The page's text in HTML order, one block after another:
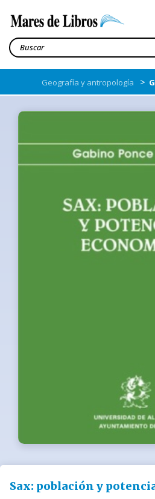
Geografía y antropología >
Sax: población y